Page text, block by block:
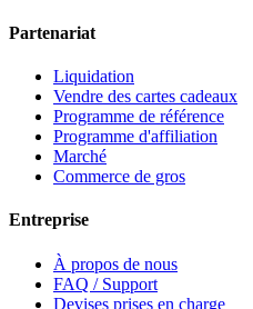
Partenariat
Liquidation
Vendre des cartes cadeaux
Programme de référence
Programme d'affiliation
Marché
Commerce de gros
Entreprise
À propos de nous
FAQ / Support
Devises prises en charge